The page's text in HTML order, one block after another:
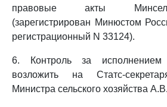
правовые акты
(зарегистрирован Минюстом
регистрационный N 33124).
6. Контроль за исполнением
возложить на Статс-
Министра сельского хозяйства